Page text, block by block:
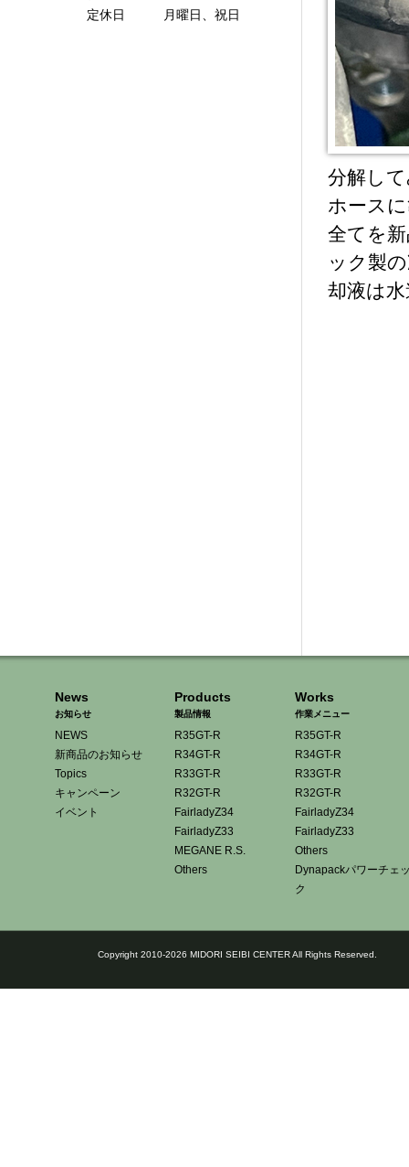
分解し
ホース
全てを
ック製
却液は
定休日 月曜日、祝日
News
お知らせ
NEWS
新商品のお知らせ
Topics
キャンペーン
イベント
Products
製品情報
R35GT-R
R34GT-R
R33GT-R
R32GT-R
FairladyZ34
FairladyZ33
MEGANE R.S.
Others
Works
作業メニュー
R35GT-R
R34GT-R
R33GT-R
R32GT-R
FairladyZ34
FairladyZ33
Others
Dynapackパワーチェ
ク
Copyright 2010-2026 MIDORI SEIBI CENTER All Rights Reserved.